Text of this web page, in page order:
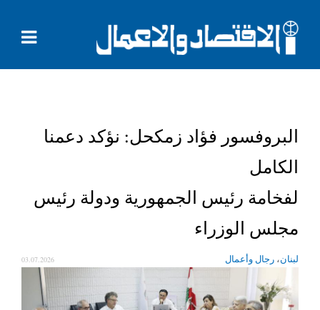
البروفسور فؤاد زمكحل: نؤكد دعمنا
الكامل
لفخامة رئيس الجمهورية ودولة رئيس
مجلس الوزراء
لبنان، رجال وأعمال 03.07.2026